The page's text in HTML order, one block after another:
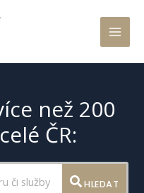
než 200
ČR:
HLEDAT